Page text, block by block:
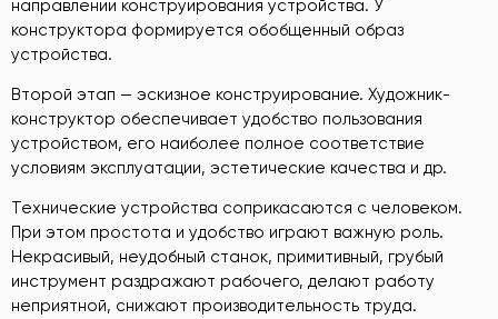
направлении конструирования устройства. У
конструктора формируется обобщенный образ
устройства.
Второй этап — эскизное конструирование. Художник-
конструктор обеспечивает удобство пользования
устройством, его наиболее полное соответствие
условиям эксплуатации, эстетические качества и др.
Технические устройства соприкасаются с человеком.
При этом простота и удобство играют важную роль.
Некрасивый, неудобный станок, примитивный, грубый
инструмент раздражают рабочего, делают работу
неприятной, снижают производительность труда.